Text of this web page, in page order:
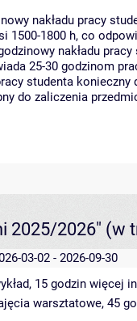
nakładu pracy
1500-1800 h, co
nakładu
25-30 godzinom
studenta
do zaliczenia
2025/2026" (w
03-02 - 2026-09-30
15 godzin więcej
warsztatowe, 45